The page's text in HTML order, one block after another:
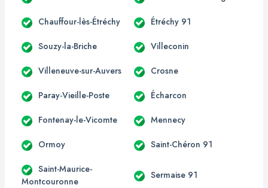
Chauffour-lès-Étréchy Étréchy 91
Souzy-la-Briche Villeconin
Villeneuve-sur-Auvers Crosne
Paray-Vieille-Poste Écharcon
Fontenay-le-Vicomte Mennecy
Ormoy Saint-Chéron 91
Saint-Maurice-
Montcouronne
Sermaise 91